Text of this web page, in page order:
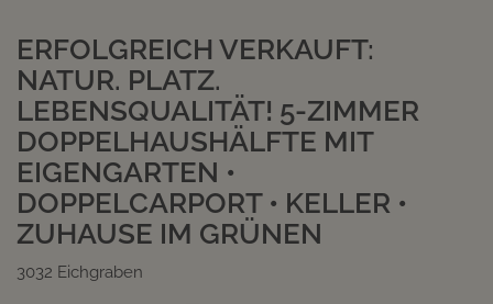
ERFOLGREICH VERKAUFT:
NATUR. PLATZ.
LEBENSQUALITÄT! 5-ZIMMER
DOPPELHAUSHÄLFTE MIT
EIGENGARTEN •
DOPPELCARPORT • KELLER •
ZUHAUSE IM GRÜNEN
3032 Eichgraben